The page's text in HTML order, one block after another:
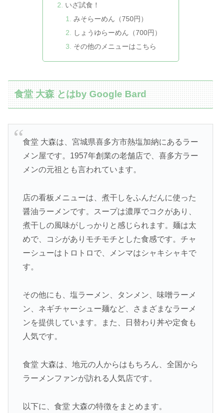
いざ試食！
みそらーめん（750円）
しょうゆらーめん（700円）
その他のメニューはこちら
食堂 大森 とはby Google Bard
食堂 大森は、宮城県喜多方市熱塩加納にあるラー
メン屋です。1957年創業の老舗店で、喜多方ラー
メンの元祖とも言われています。
店の看板メニューは、煮干しをふんだんに使った
醤油ラーメンです。スープは濃厚でコクがあり、
煮干しの風味がしっかりと感じられます。麺は太
めで、コシがありモチモチとした食感です。チャ
ーシューはトロトロで、メンマはシャキシャキで
す。
その他にも、塩ラーメン、タンメン、味噌ラーメ
ン、ネギチャーシュー麺など、さまざまなラーメ
ンを提供しています。また、日替わり丼や定食も
人気です。
食堂 大森は、地元の人からはもちろん、全国から
ラーメンファンが訪れる人気店です。
以下に、食堂 大森の特徴をまとめます。